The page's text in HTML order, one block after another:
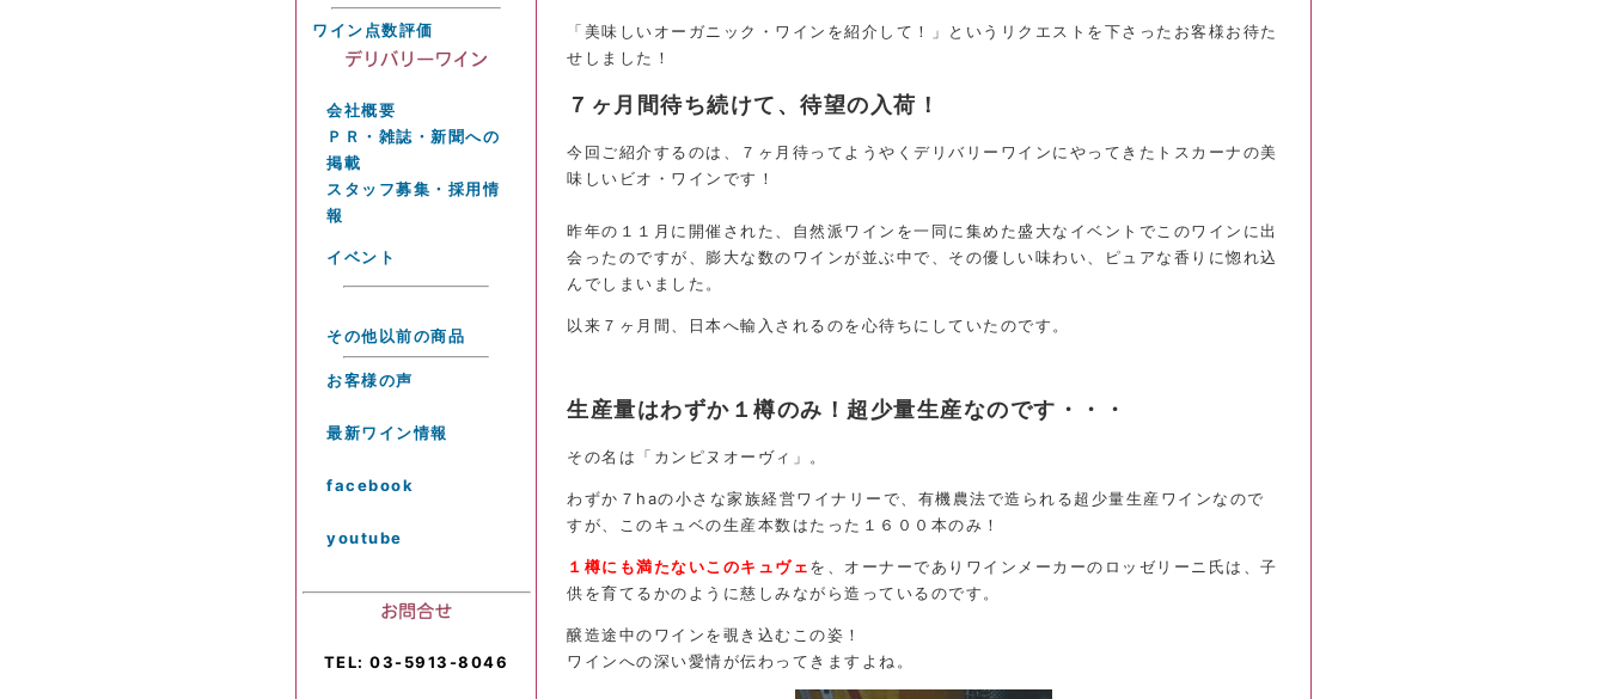
ワイン点数評価
会社概要
ＰＲ・雑誌・新聞への
掲載
スタッフ募集・採用情
報
イベント
その他以前の商品
お客様の声
最新ワイン情報
facebook
youtube
TEL: 03-5913-8046
「美味しいオーガニック・ワインを紹介して！」というリクエストを下さったお客様お待た
せしました！
７ヶ月間待ち続けて、待望の入荷！
今回ご紹介するのは、７ヶ月待ってようやくデリバリーワインにやってきたトスカーナの美
味しいビオ・ワインです！
昨年の１１月に開催された、自然派ワインを一同に集めた盛大なイベントでこのワインに出
会ったのですが、膨大な数のワインが並ぶ中で、その優しい味わい、ピュアな香りに惚れ込
んでしまいました。
以来７ヶ月間、日本へ輸入されるのを心待ちにしていたのです。
生産量はわずか１樽のみ！超少量生産なのです・・・
その名は「カンピヌオーヴィ」。
わずか７haの小さな家族経営ワイナリーで、有機農法で造られる超少量生産ワインなので
すが、このキュベの生産本数はたった１６００本のみ！
１樽にも満たないこのキュヴェを、オーナーでありワインメーカーのロッゼリーニ氏は、子
供を育てるかのように慈しみながら造っているのです。
醸造途中のワインを覗き込むこの姿！
ワインへの深い愛情が伝わってきますよね。